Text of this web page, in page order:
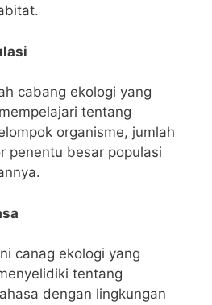
cabang ekologi yang
tentang
organisme, jumlah
penentu besar populasi
canag ekologi yang
tentang
dengan lingkungan